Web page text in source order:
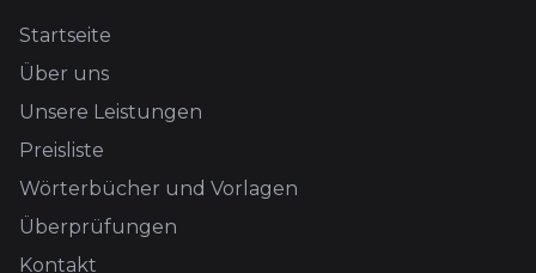
Startseite
Über uns
Unsere Leistungen
Preisliste
Wörterbücher und Vorlagen
Überprüfungen
Kontakt